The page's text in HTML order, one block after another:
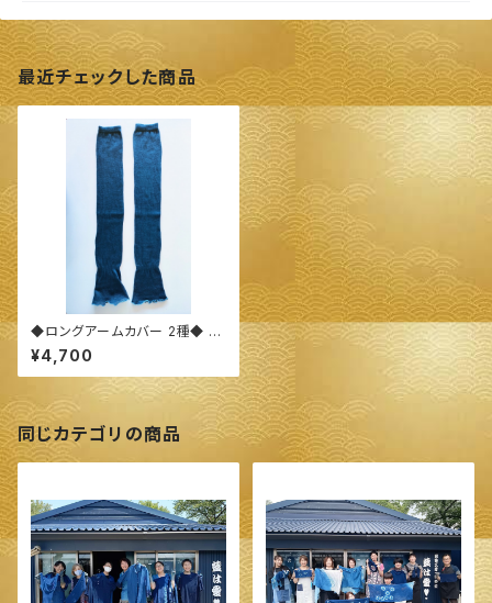
最近チェックした商品
◆ロングアームカバー 2種◆ ～
100%オーガニックすくも使用
醗酵建て伊勢藍染～
¥4,700
同じカテゴリの商品